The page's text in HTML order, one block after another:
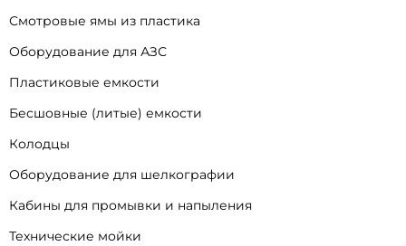
Смотровые ямы из пластика
Оборудование для АЗС
Пластиковые емкости
Бесшовные (литые) емкости
Колодцы
Оборудование для шелкографии
Кабины для промывки и напыления
Технические мойки